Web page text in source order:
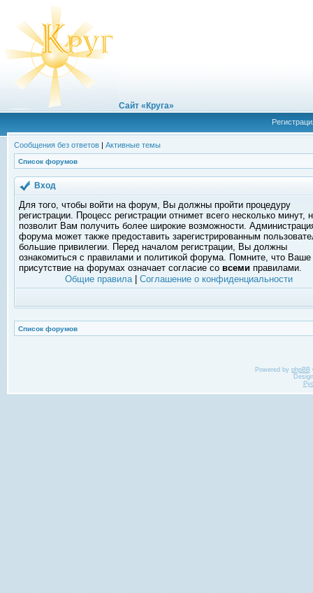
Сайт «Круга»
Сообщения без ответов | Активные темы
Список форумов
Вход
Для того, чтобы войти на форум, Вы должны пройти процедуру
регистрации. Процесс регистрации отнимет всего несколько минут,
позволит Вам получить более широкие возможности.
форума может также предоставить зарегистрированным
большие привилегии. Перед началом регистрации, Вы должны
ознакомиться с правилами и политикой форума. Помните, что Ваше
присутствие на форумах означает согласие со всеми правилами.
Общие правила| Соглашение о конфиденциальности
Список форумов
Powered by phpBB